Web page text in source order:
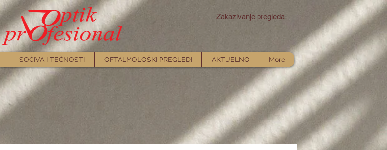
Zakazivanje pregleda
SOČIVA I TEČNOSTI OFTALMOLOŠKI PREGLEDI AKTUELNO More